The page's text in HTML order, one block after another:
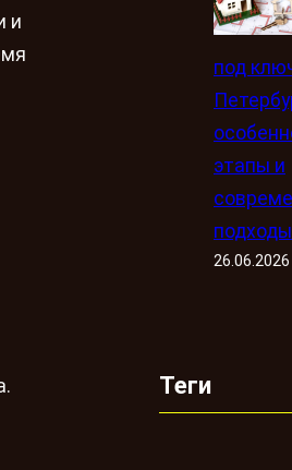
и
под
этапы и
подходы
26.06.2026
Теги